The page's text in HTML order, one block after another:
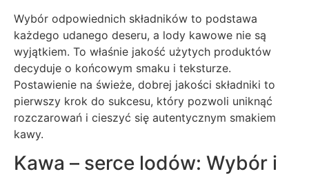
Wybór odpowiednich składników to podstawa
każdego udanego deseru, a lody kawowe nie są
wyjątkiem. To właśnie jakość użytych produktów
decyduje o końcowym smaku i teksturze.
Postawienie na świeże, dobrej jakości składniki to
pierwszy krok do sukcesu, który pozwoli uniknąć
rozczarowań i cieszyć się autentycznym smakiem
kawy.
Kawa – serce lodów: Wybór i